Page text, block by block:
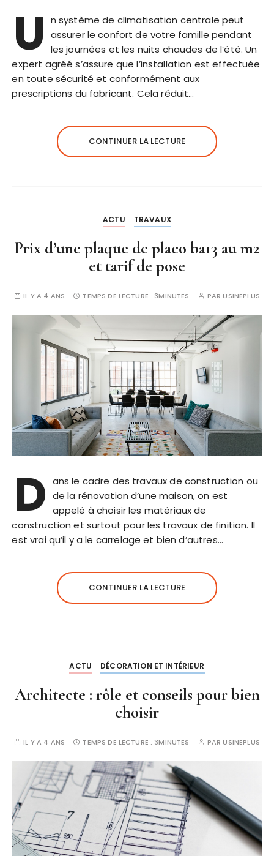
U
n système de climatisation centrale peut
assurer le confort de votre famille pendant
les journées et les nuits chaudes de l’été. Un
expert agréé s’assure que l’installation est effectuée
en toute sécurité et conformément aux
prescriptions du fabricant. Cela réduit…
CONTINUER LA LECTURE
ACTU TRAVAUX
Prix d’une plaque de placo ba13 au m2
et tarif de pose
IL Y A 4 ANS TEMPS DE LECTURE : 3MINUTES PARUSINEPLUS
D ans le cadre des travaux de construction ou
de la rénovation d’une maison, on est
appelé à choisir les matériaux de
construction et surtout pour les travaux de finition. Il
est vrai qu’il y a le carrelage et bien d’autres…
CONTINUER LA LECTURE
ACTU DÉCORATION ET INTÉRIEUR
Architecte : rôle et conseils pour bien
choisir
IL Y A 4 ANS TEMPS DE LECTURE : 3MINUTES PARUSINEPLUS